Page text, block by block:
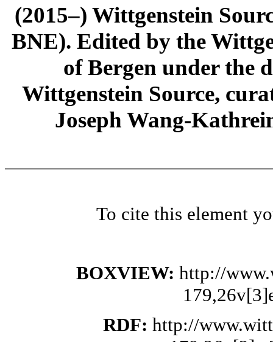
(2015–) Wittgenstein
BNE). Edited by the
of Bergen under the
Wittgenstein Source,
Joseph Wang-
To cite this element
BOXVIEW: http://
RDF: http://